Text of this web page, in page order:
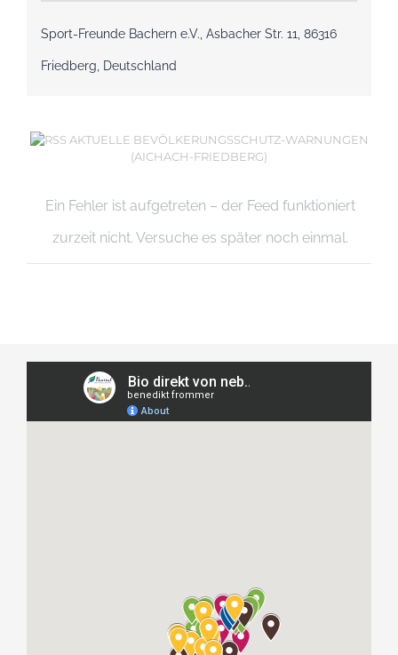
Sport-Freunde Bachern e.V., Asbacher Str. 11, 86316
Friedberg, Deutschland
AKTUELLE BEVÖLKERUNGSSCHUTZ-WARNUNGEN
(AICHACH-FRIEDBERG)
Ein Fehler ist aufgetreten – der Feed funktioniert
zurzeit nicht. Versuche es später noch einmal.